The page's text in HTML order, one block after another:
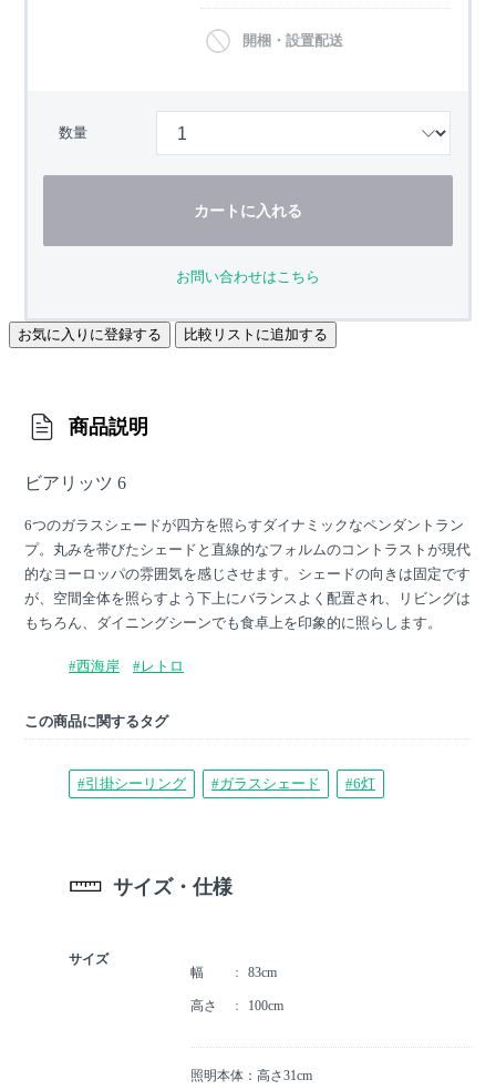
開梱・設置配送
数量
カートに入れる
お問い合わせはこちら
お気に入りに登録する 比較リストに追加する
商品説明
ビアリッツ 6
6つのガラスシェードが四方を照らすダイナミックなペンダントラン
プ。丸みを帯びたシェードと直線的なフォルムのコントラストが現代
的なヨーロッパの雰囲気を感じさせます。シェードの向きは固定です
が、空間全体を照らすよう下上にバランスよく配置され、リビングは
もちろん、ダイニングシーンでも食卓上を印象的に照らします。
#西海岸 #レトロ
この商品に関するタグ
#引掛シーリング #ガラスシェード #6灯
サイズ・仕様
サイズ
幅
83cm
高さ 100cm
照明本体：高さ31cm